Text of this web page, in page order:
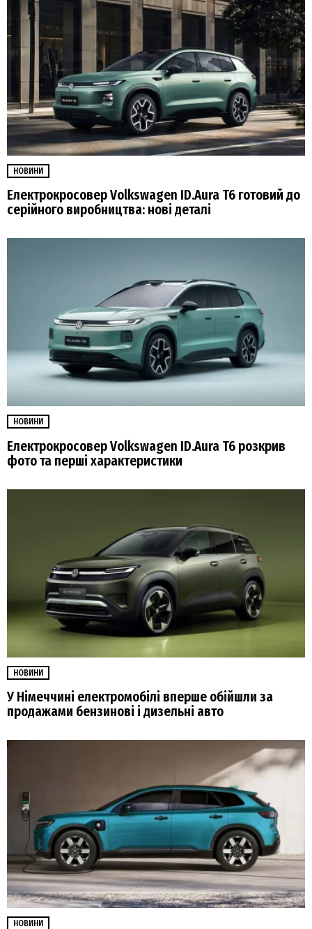
НОВИНИ
Електрокросовер Volkswagen ID.Aura T6 готовий до
серійного виробництва: нові деталі
НОВИНИ
Електрокросовер Volkswagen ID.Aura T6 розкрив
фото та перші характеристики
НОВИНИ
У Німеччині електромобілі вперше обійшли за
продажами бензинові і дизельні авто
НОВИНИ